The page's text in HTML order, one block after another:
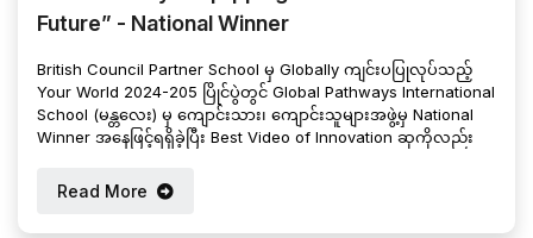
Future” - National Winner
British Council Partner School မှ Globally ကျင်းပပြုလုပ်သည့်
Your World 2024-205 ပြိုင်ပွဲတွင် Global Pathways International
School (မန္တလေး) မှ ကျောင်းသား၊ ကျောင်းသူများအဖွဲ့မှ National
Winner အနေဖြင့်ရရှိခဲ့ပြီး Best Video of Innovation ဆုကိုလည်း
အထူးပင် ဂုဏ်ယူဝမ်းမြောက်မိပါသည်။
Read More